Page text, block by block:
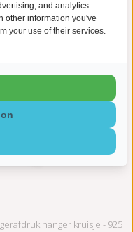
kruis met vingerafdruk -
€297,00
hanger kruisje - 925
and analytics
other information you've
your use of their services.